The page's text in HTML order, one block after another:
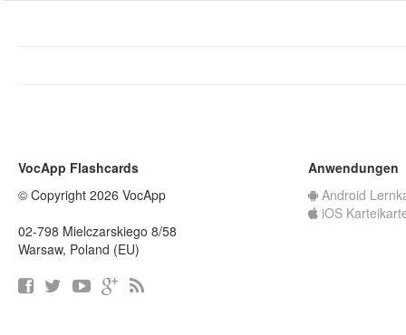
VocApp Flashcards
© Copyright 2026 VocApp
02-798 Mielczarskiego 8/58
Warsaw, Poland (EU)
Anwendungen
Android
iOS